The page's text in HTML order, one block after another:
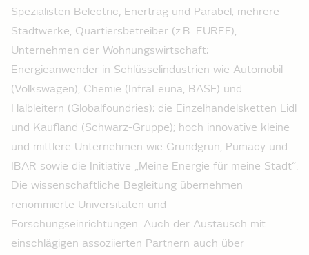
Spezialisten Belectric, Enertrag und Parabel; mehrere
Stadtwerke, Quartiersbetreiber (z.B. EUREF),
Unternehmen der Wohnungswirtschaft;
Energieanwender in Schlüsselindustrien wie Automobil
(Volkswagen), Chemie (InfraLeuna, BASF) und
Halbleitern (Globalfoundries); die Einzelhandelsketten Lidl
und Kaufland (Schwarz-Gruppe); hoch innovative kleine
und mittlere Unternehmen wie Grundgrün, Pumacy und
IBAR sowie die Initiative „Meine Energie für meine Stadt“.
Die wissenschaftliche Begleitung übernehmen
renommierte Universitäten und
Forschungseinrichtungen. Auch der Austausch mit
einschlägigen assoziierten Partnern auch über